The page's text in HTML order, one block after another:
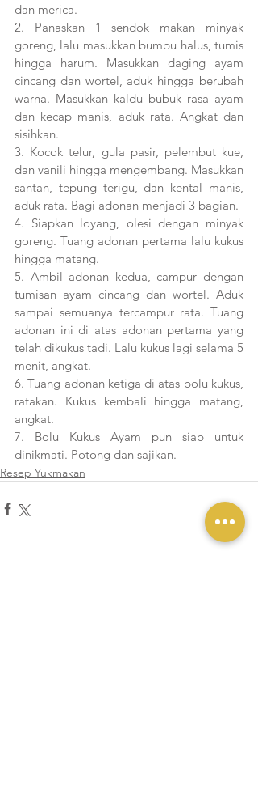
dan merica.
2. Panaskan 1 sendok makan minyak
goreng, lalu masukkan bumbu halus, tumis
hingga harum. Masukkan daging ayam
cincang dan wortel, aduk hingga berubah
warna. Masukkan kaldu bubuk rasa ayam
dan kecap manis, aduk rata. Angkat dan
sisihkan.
3. Kocok telur, gula pasir, pelembut kue,
dan vanili hingga mengembang. Masukkan
santan, tepung terigu, dan kental manis,
aduk rata. Bagi adonan menjadi 3 bagian.
4. Siapkan loyang, olesi dengan minyak
goreng. Tuang adonan pertama lalu kukus
hingga matang.
5. Ambil adonan kedua, campur dengan
tumisan ayam cincang dan wortel. Aduk
sampai semuanya tercampur rata. Tuang
adonan ini di atas adonan pertama yang
telah dikukus tadi. Lalu kukus lagi selama 5
menit, angkat.
6. Tuang adonan ketiga di atas bolu kukus,
ratakan. Kukus kembali hingga matang,
angkat.
7. Bolu Kukus Ayam pun siap untuk
dinikmati. Potong dan sajikan.
Resep Yukmakan